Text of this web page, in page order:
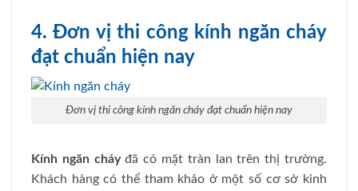
4. Đơn vị thi công kính ngăn cháy
đạt chuẩn hiện nay
Đơn vị thi công kính ngăn cháy đạt chuẩn hiện nay
Kính ngăn cháyđã có mặt tràn lan trên thị trường.
Khách hàng có thể tham khảo ở một số cơ sở kinh